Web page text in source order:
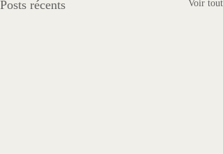
Posts récents Voir tout